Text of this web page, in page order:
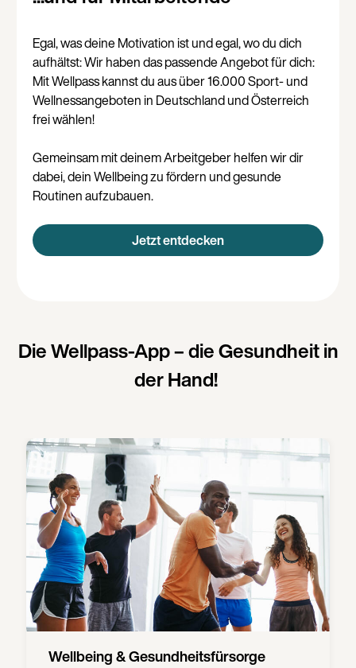
Egal, was deine Motivation ist und egal, wo du dich
aufhältst: Wir haben das passende Angebot für dich:
Mit Wellpass kannst du aus über 16.000 Sport- und
Wellnessangeboten in Deutschland und Österreich
frei wählen!
Gemeinsam mit deinem Arbeitgeber helfen wir dir
dabei, dein Wellbeing zu fördern und gesunde
Routinen aufzubauen.
Jetzt entdecken
Die Wellpass-App – die Gesundheit in
der Hand!
Wellbeing & Gesundheitsfürsorge